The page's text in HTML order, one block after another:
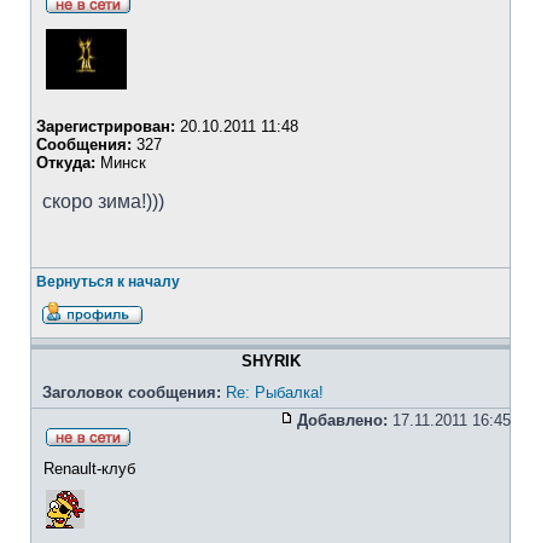
Зарегистрирован: 20.10.2011 11:48
Сообщения: 327
Откуда: Минск
скоро зима!)))
Вернуться к началу
SHYRIK
Заголовок сообщения: Re: Рыбалка!
Добавлено: 17.11.2011 16:45
Renault-клуб